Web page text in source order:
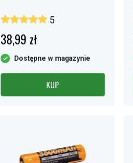
5
38,99 zł
Dostępne w magazynie
KUP